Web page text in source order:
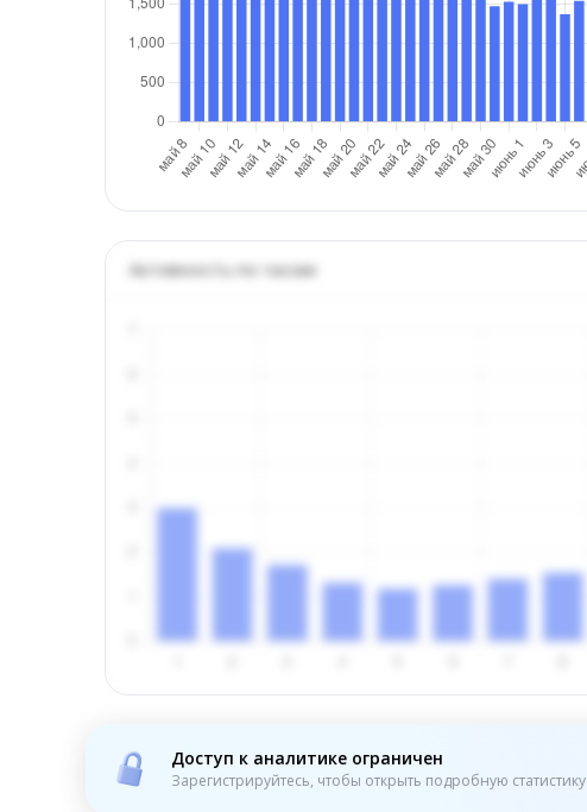
Активность по часам
Доступ к аналитике ограничен
Зарегистрируйтесь, чтобы открыть подробную статистику